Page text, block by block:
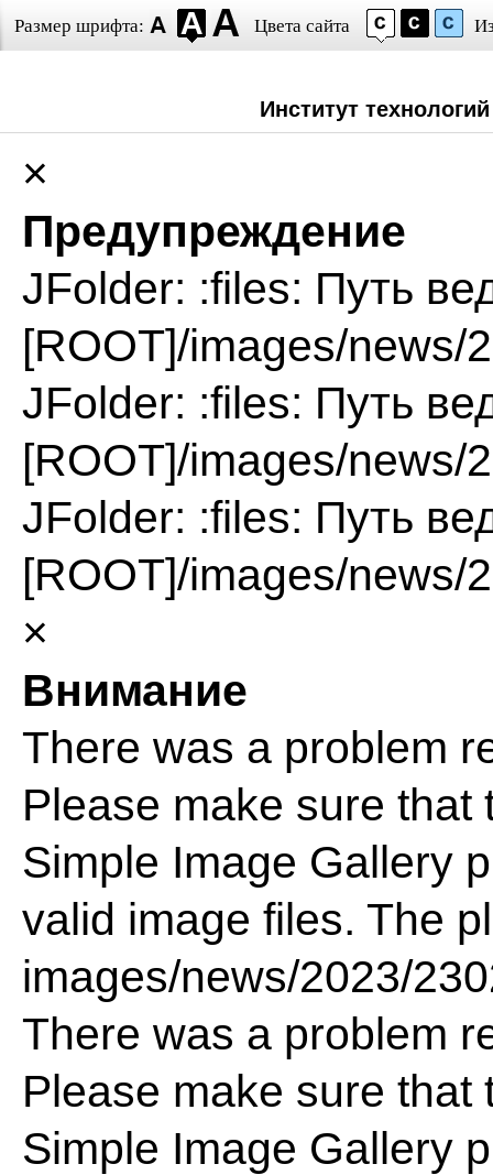
Размер шрифта: Цвета сайта
Институт
×
Предупреждение
JFolder: :files: Путь
[ROOT]/images/news/
JFolder: :files: Путь
[ROOT]/images/news/
JFolder: :files: Путь
[ROOT]/images/news/
×
Внимание
There was a problem
Please make sure
Simple Image Gallery
valid image files. The
images/news/2023/
There was a problem
Please make sure
Simple Image Gallery